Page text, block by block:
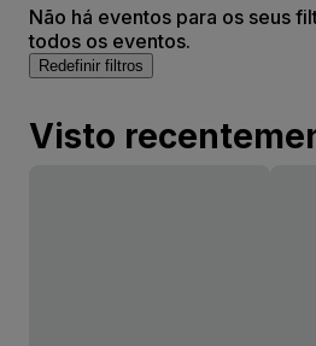
Não há eventos para os seus
todos os eventos.
Redefinir filtros
Visto